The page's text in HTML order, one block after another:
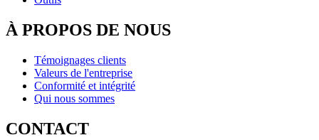
À PROPOS DE NOUS
Témoignages clients
Valeurs de l'entreprise
Conformité et intégrité
Qui nous sommes
CONTACT